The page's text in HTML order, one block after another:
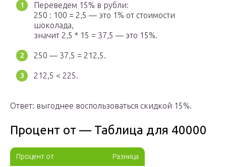
Переведем 15% в рубли:
250 : 100 = 2,5 — это 1% от стоимости
шоколада,
значит 2,5 * 15 = 37,5 — это 15%.
250 — 37,5 = 212,5.
212,5 < 225.
Ответ: выгоднее воспользоваться скидкой 15%.
Процент от — Таблица для 40000
Процент от Разница